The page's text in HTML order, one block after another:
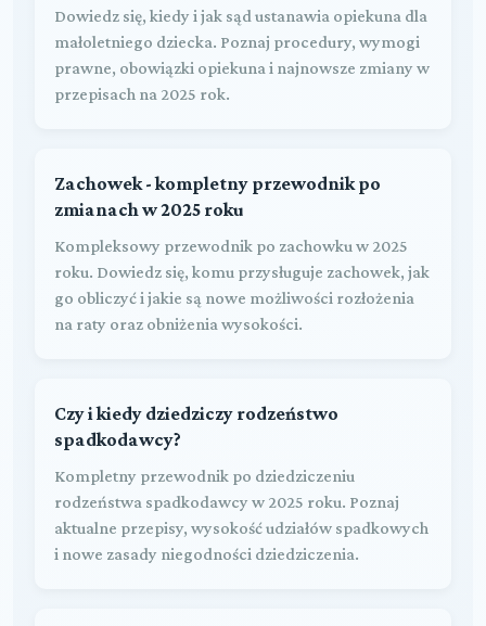
Dowiedz się, kiedy i jak sąd ustanawia opiekuna dla
małoletniego dziecka. Poznaj procedury, wymogi
prawne, obowiązki opiekuna i najnowsze zmiany w
przepisach na 2025 rok.
Zachowek - kompletny przewodnik po
zmianach w 2025 roku
Kompleksowy przewodnik po zachowku w 2025
roku. Dowiedz się, komu przysługuje zachowek, jak
go obliczyć i jakie są nowe możliwości rozłożenia
na raty oraz obniżenia wysokości.
Czy i kiedy dziedziczy rodzeństwo
spadkodawcy?
Kompletny przewodnik po dziedziczeniu
rodzeństwa spadkodawcy w 2025 roku. Poznaj
aktualne przepisy, wysokość udziałów spadkowych
i nowe zasady niegodności dziedziczenia.